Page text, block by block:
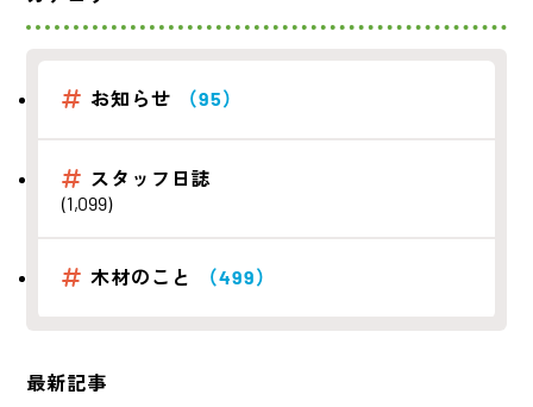
お知らせ （95）
スタッフ日誌
(1,099)
木材のこと （499）
最新記事